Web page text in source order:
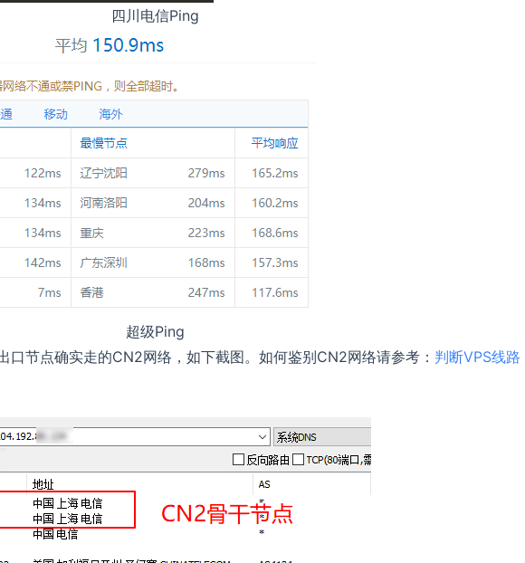
四川电信Ping
超级Ping
口节点确实走的CN2网络，如下截图。如何鉴别CN2网络请参考： 判断VPS线路